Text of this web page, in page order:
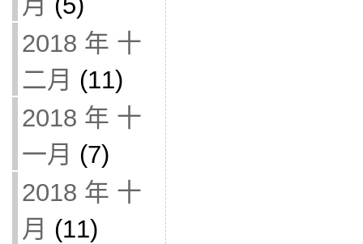
2018 年 十
二月 (11)
2018 年 十
一月 (7)
2018 年 十
月 (11)